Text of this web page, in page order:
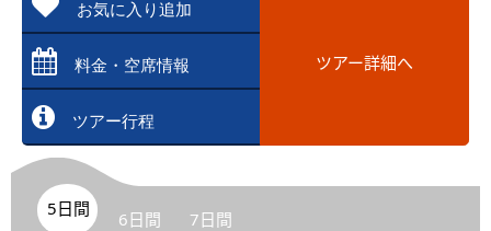
お気に入り追加
料金・空席情報
ツアー行程
ツアー詳細へ
5日間 6日間 7日間